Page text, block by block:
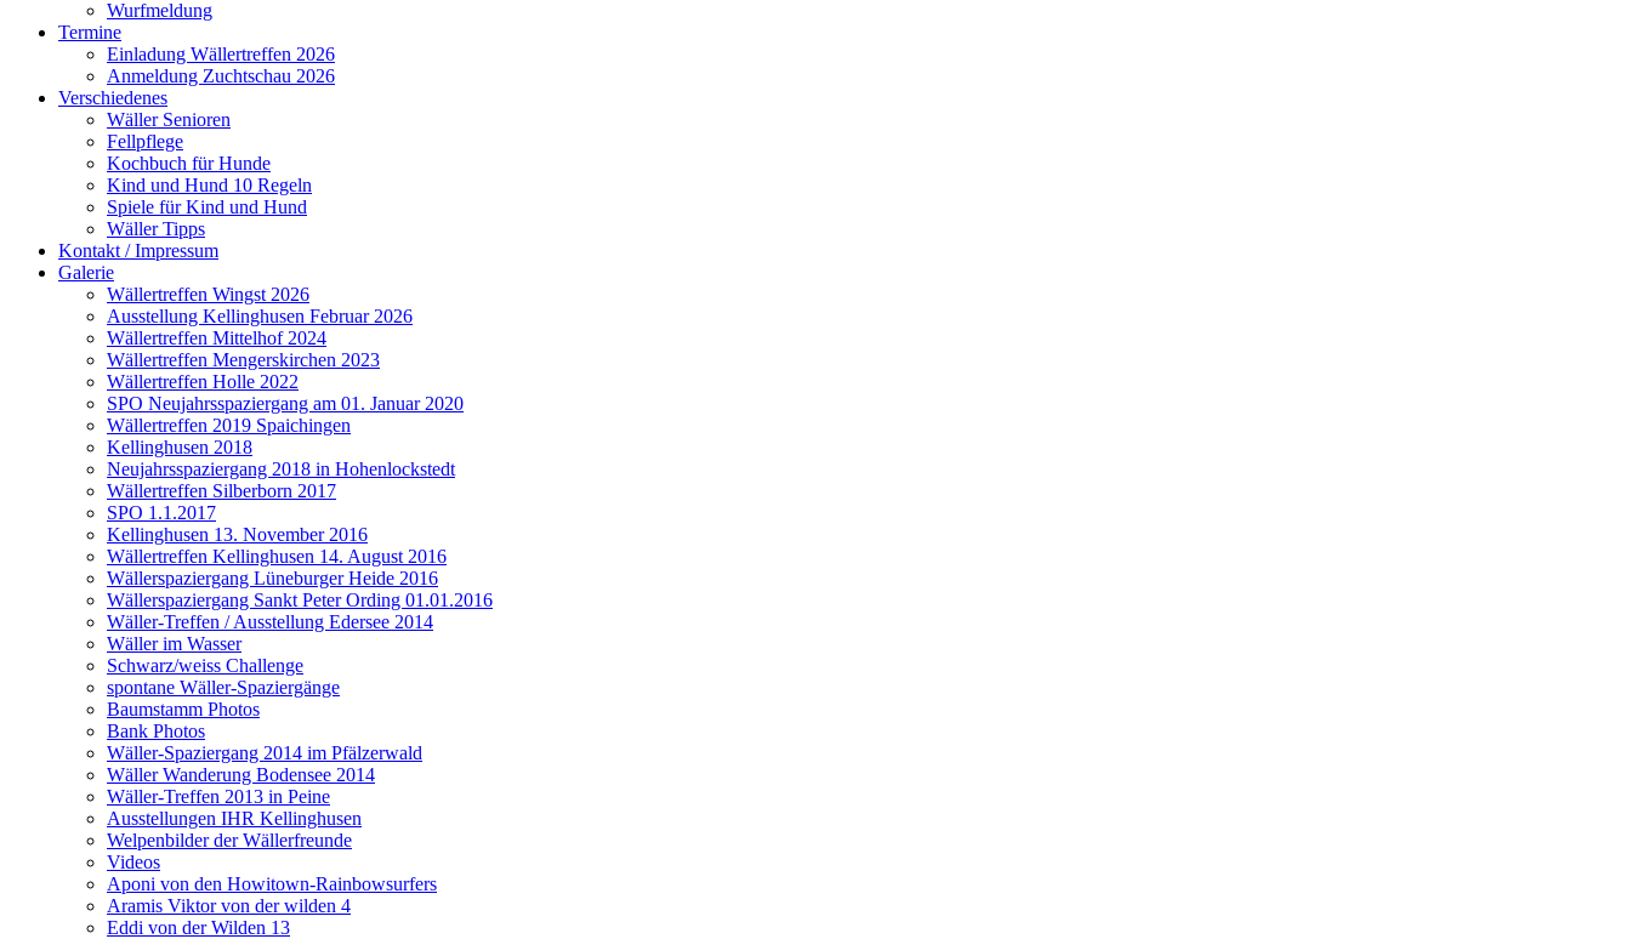
Wurfmeldung
Termine
Einladung Wällertreffen 2026
Anmeldung Zuchtschau 2026
Verschiedenes
Wäller Senioren
Fellpflege
Kochbuch für Hunde
Kind und Hund 10 Regeln
Spiele für Kind und Hund
Wäller Tipps
Kontakt / Impressum
Galerie
Wällertreffen Wingst 2026
Ausstellung Kellinghusen Februar 2026
Wällertreffen Mittelhof 2024
Wällertreffen Mengerskirchen 2023
Wällertreffen Holle 2022
SPO Neujahrsspaziergang am 01. Januar 2020
Wällertreffen 2019 Spaichingen
Kellinghusen 2018
Neujahrsspaziergang 2018 in Hohenlockstedt
Wällertreffen Silberborn 2017
SPO 1.1.2017
Kellinghusen 13. November 2016
Wällertreffen Kellinghusen 14. August 2016
Wällerspaziergang Lüneburger Heide 2016
Wällerspaziergang Sankt Peter Ording 01.01.2016
Wäller-Treffen / Ausstellung Edersee 2014
Wäller im Wasser
Schwarz/weiss Challenge
spontane Wäller-Spaziergänge
Baumstamm Photos
Bank Photos
Wäller-Spaziergang 2014 im Pfälzerwald
Wäller Wanderung Bodensee 2014
Wäller-Treffen 2013 in Peine
Ausstellungen IHR Kellinghusen
Welpenbilder der Wällerfreunde
Videos
Aponi von den Howitown-Rainbowsurfers
Aramis Viktor von der wilden 4
Eddi von der Wilden 13